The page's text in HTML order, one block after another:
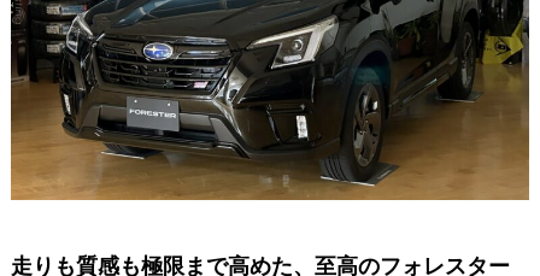
走りも質感も極限まで高めた、至高のフォレスター